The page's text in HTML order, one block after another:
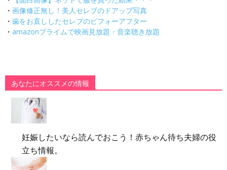
・ 画像修正無し！美人セレブのドアップ写真
・ 歯をお直ししたセレブのビフォーアフター
・ amazonプライムで映画見放題・音楽聴き放題
あなたにオススメの情報
妊娠したいなら読んでおこう！赤ちゃん待ち夫婦の役
立ち情報。